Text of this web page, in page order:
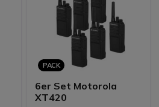
PACK
6er Set Motorola
XT420